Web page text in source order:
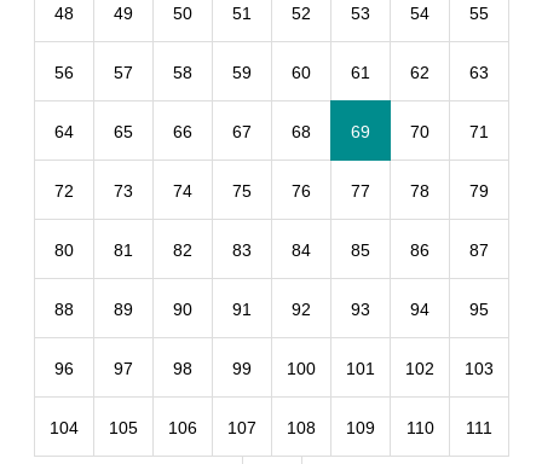
48 49 50 51 52 53 54 55
56 57 58 59 60 61 62 63
64 65 66 67 68 69 70 71
72 73 74 75 76 77 78 79
80 81 82 83 84 85 86 87
88 89 90 91 92 93 94 95
96 97 98 99 100 101 102 103
104 105 106 107 108 109 110 111